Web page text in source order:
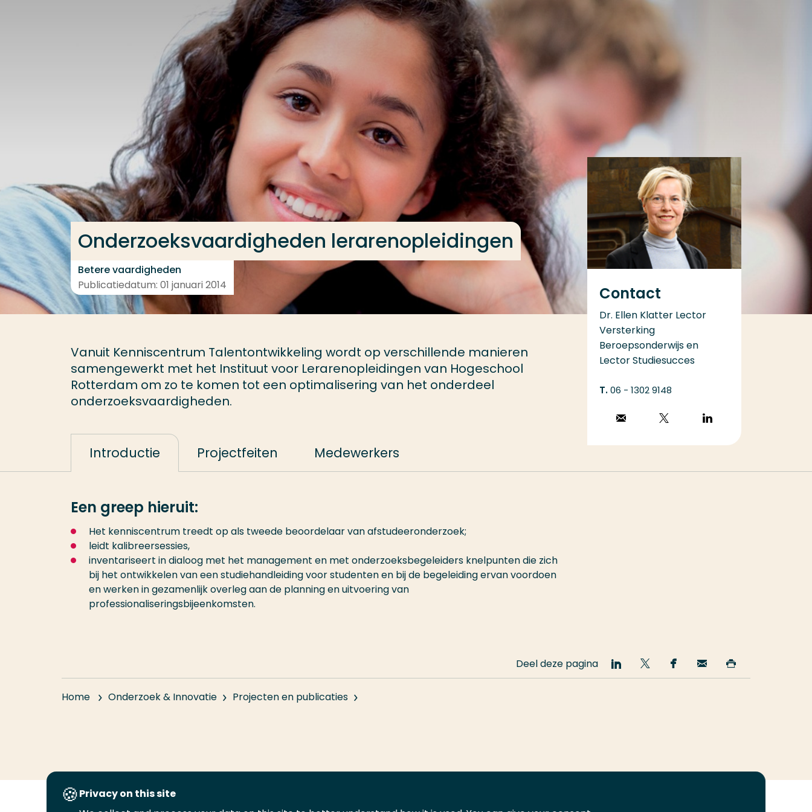
Onderzoeksvaardigheden lerarenopleidingen
Betere vaardigheden
Publicatiedatum: 01 januari 2014
Vanuit Kenniscentrum Talentontwikkeling wordt op verschillende manieren
samengewerkt met het Instituut voor Lerarenopleidingen van Hogeschool
Rotterdam om zo te komen tot een optimalisering van het onderdeel
onderzoeksvaardigheden.
Contact
Dr. Ellen Klatter Lector
Versterking
Beroepsonderwijs en
Lector Studiesucces
06 - 1302 9148
Stuur een emailVolg op X
LinkedIn
Introductie Projectfeiten Medewerkers
Een greep hieruit:
Het kenniscentrum treedt op als tweede beoordelaar van afstudeeronderzoek;
leidt kalibreersessies,
inventariseert in dialoog met het management en met onderzoeksbegeleiders knelpunten die zich
bij het ontwikkelen van een studiehandleiding voor studenten en bij de begeleiding ervan voordoen
en werken in gezamenlijk overleg aan de planning en uitvoering van
professionaliseringsbijeenkomsten.
Home Onderzoek & Innovatie Projecten en publicaties
Deel deze pagina
Deel
op
Deel
op
Deel
op
Email
deze deze
Privacy on this site